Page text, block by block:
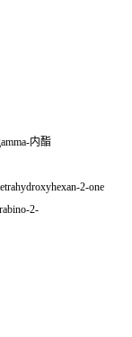
内酯
2-one
2-